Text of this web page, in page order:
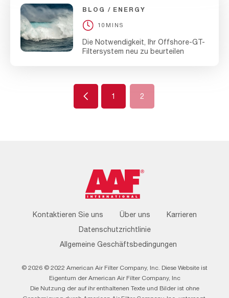
BLOG ENERGY
10MINS
Die Notwendigkeit, Ihr Offshore-GT-
Filtersystem neu zu beurteilen
Previous
1 2
Footer
Menu
Kontaktieren Sie uns Über uns
Karrieren
Datenschutzrichtlinie
Allgemeine Geschäftsbedingungen
© 2026 © 2022 American Air Filter Company, Inc. Diese Website ist
Eigentum der American Air Filter Company, Inc
Die Nutzung der auf ihr enthaltenen Texte und Bilder ist ohne